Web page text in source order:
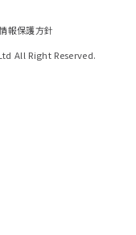
報保護方針
All Right Reserved.